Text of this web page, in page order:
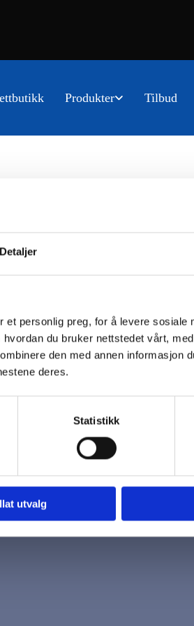
Detaljer
personlig preg, for å levere sosiale
du bruker nettstedet vårt,
den med annen informasjon
deres.
Statistikk
utvalg
Produkter Tilbud
Åpningstider